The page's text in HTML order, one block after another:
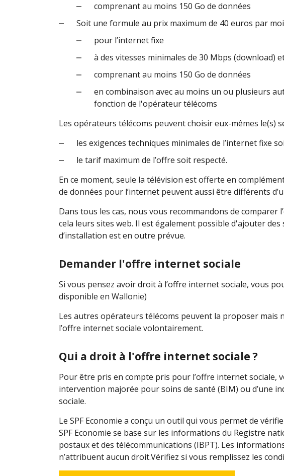
comprenant au moins 150 Go de données
Soit une formule au prix maximum de 40 euros par
pour l’internet fixe
à des vitesses minimales de 30 Mbps (download)
comprenant au moins 150 Go de données
en combinaison avec au moins un ou plusieurs
fonction de l'opérateur télécoms
Les opérateurs télécoms peuvent choisir eux-mêmes le(s)
les exigences techniques minimales de l’internet fixe
le tarif maximum de l’offre soit respecté.
En ce moment, seule la télévision est offerte en
de données pour l’internet peuvent aussi être différents
Dans tous les cas, nous vous recommandons de
cela leurs sites web. Il est également possible d'ajouter
d’installation est en outre prévue.
Demander l'offre internet sociale
Si vous pensez avoir droit à l’offre internet sociale, vous
disponible en Wallonie)
Les autres opérateurs télécoms peuvent la proposer mais
l’offre internet sociale volontairement.
Qui a droit à l'offre internet sociale ?
Pour être pris en compte pris pour l’offre internet sociale,
intervention majorée pour soins de santé (BIM) ou d’une
sociale.
Le SPF Economie a conçu un outil qui vous permet de
SPF Economie se base sur les informations du Registre
postaux et des télécommunications (IBPT). Les
n’attribuent aucun droit.Vérifiez si vous remplissez les